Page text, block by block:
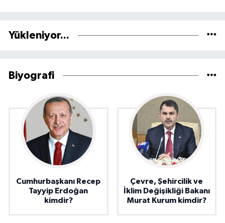
Yükleniyor...
Biyografi
Cumhurbaşkanı Recep
Tayyip Erdoğan
kimdir?
Çevre, Şehircilik ve
İklim Değişikliği Bakanı
Murat Kurum kimdir?